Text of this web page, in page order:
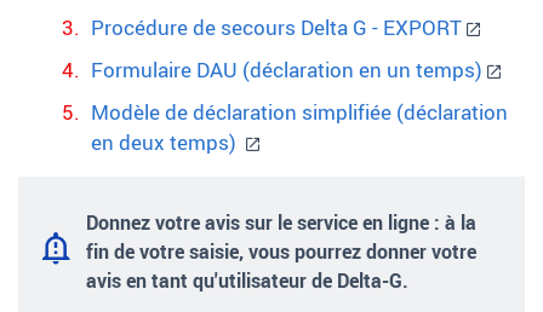
Procédure de secours Delta G - EXPORT
Formulaire DAU (déclaration en un temps)
Modèle de déclaration simplifiée (déclaration
en deux temps)
Donnez votre avis sur le service en ligne : à la
fin de votre saisie, vous pourrez donner votre
avis en tant qu'utilisateur de Delta-G.